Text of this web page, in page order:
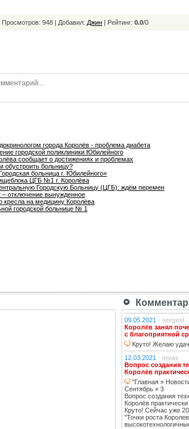
Просмотров: 948 | Добавил: Джин | Рейтинг: 0.0/0
города Королёв - проблема диабета
городской поликлиники Юбилейного
сообщает о достижениях и проблемах
обустроить больницу?
больница г. Юбилейного»
ЦГБ №1 г. Королёва
Городскую Больницу (ЦГБ): ждём перемен
отключение вынужденное
кресла на медицину Королёва
городской больнице № 1
09.05.2021 - sergesl
Королёв занял
с благоприятной
Круто! Желаю
12.03.2021 - invas
Вопрос создания
Королёв
"Главная »
Сентябрь » 3
Вопрос создания
Королёв
Круто! Сейчас уже
"Точки роста